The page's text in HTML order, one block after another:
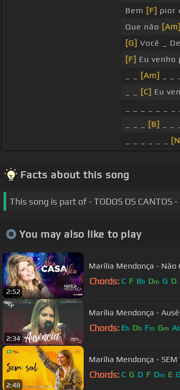
Bem [F] pior
Que não [Am]
[G] Você _
[F] Eu venho
[Am]
[C] Eu
[B]
Facts about this song
This song is part of - TODOS OS CANTOS
You may also like to play
2:52
Marília Mendonça - Não
Chords: C F Bb Dm G D
2:34
Marília Mendonça -
Chords: Eb Db Fm Gm Ab
2:48
Chords: C G D F Dm E